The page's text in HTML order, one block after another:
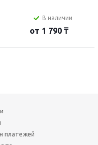
В наличии
от 1 790 ₸
платежей